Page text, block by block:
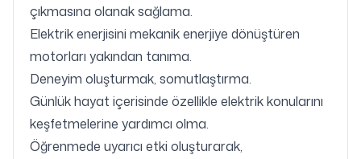
çıkmasına olanak sağlama.
Elektrik enerjisini mekanik enerjiye dönüştüren
motorları yakından tanıma.
Deneyim oluşturmak, somutlaştırma.
Günlük hayat içerisinde özellikle elektrik konularını
keşfetmelerine yardımcı olma.
Öğrenmede uyarıcı etki oluşturarak,